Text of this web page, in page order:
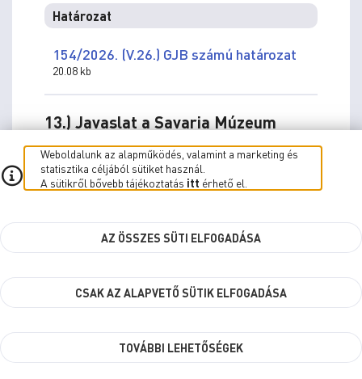
Határozat
154/2026. (V.26.) GJB számú határozat
20.08 kb
13.) Javaslat a Savaria Múzeum
pályázatokon történő részvételének
jóváhagyására
előadó:
meghívott:
Előterjesztés
Javaslat a Savaria Múzeum pályázatokon
történő részvételének jóváhagyására
Weboldalunk az alapműködés, valamint a marketing és
statisztika céljából sütiket használ.
A sütikről bővebb tájékoztatás itt érhető el.
AZ ÖSSZES SÜTI ELFOGADÁSA
CSAK AZ ALAPVETŐ SÜTIK ELFOGADÁSA
TOVÁBBI LEHETŐSÉGEK